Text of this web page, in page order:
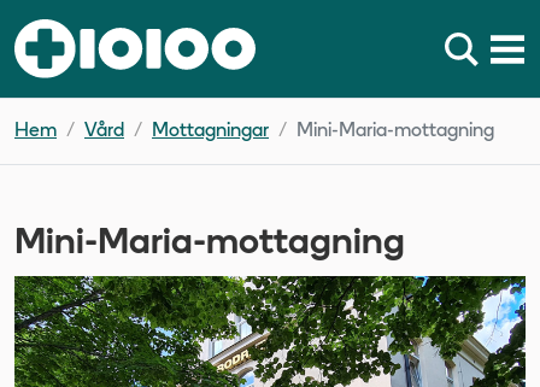
Hem Vård Mottagningar Mini-Maria-mottagning
Mini-Maria-mottagning